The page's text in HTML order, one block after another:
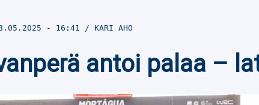
- 16:41 KARI AHO
antoi palaa –